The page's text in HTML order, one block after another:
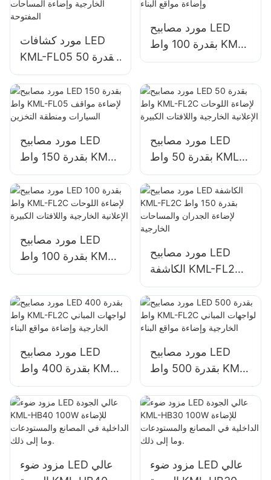
مورد كشافات LED
KML-FL05 بقدرة 50
واط لواجهات المباني
الخارجية وإضاءة
المساحات المفتوحة
مورد مصابيح LED
بقدرة 100 واط KML-
FL05 لواجهات المباني
مورد مصابيح LED
بقدرة 150 واط KML-
FL05 لإضاءة مواقف
السيارات ومنطقة
التخزين
مورد مصابيح LED
بقدرة 50 واط KML-
FL2C لإضاءة اللوحات
الإعلانية الخارجية
واللافتات الكبيرة
مورد مصابيح LED
بقدرة 100 واط KML-
FL2C لإضاءة اللوحات
واللافتات الكبيرة
مورد مصابيح LED
الكاشفة KML-FL2C
بقدرة 150 واط لإضاءة
الجدران والمساحات
الخارجية
مورد مصابيح LED
بقدرة 400 واط KML-
FL2C لواجهات المباني
الخارجية وإضاءة مواقع
البناء
مورد مصابيح LED
بقدرة 500 واط KML-
FL2C لواجهات المباني
الخارجية وإضاءة مواقع
البناء
مزود ضوء LED عالي
مزود ضوء LED عالي